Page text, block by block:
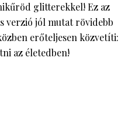
glitterekkel! Ez az
verzió jól mutat rövidebb
erőteljesen közvetíti:
az életedben!